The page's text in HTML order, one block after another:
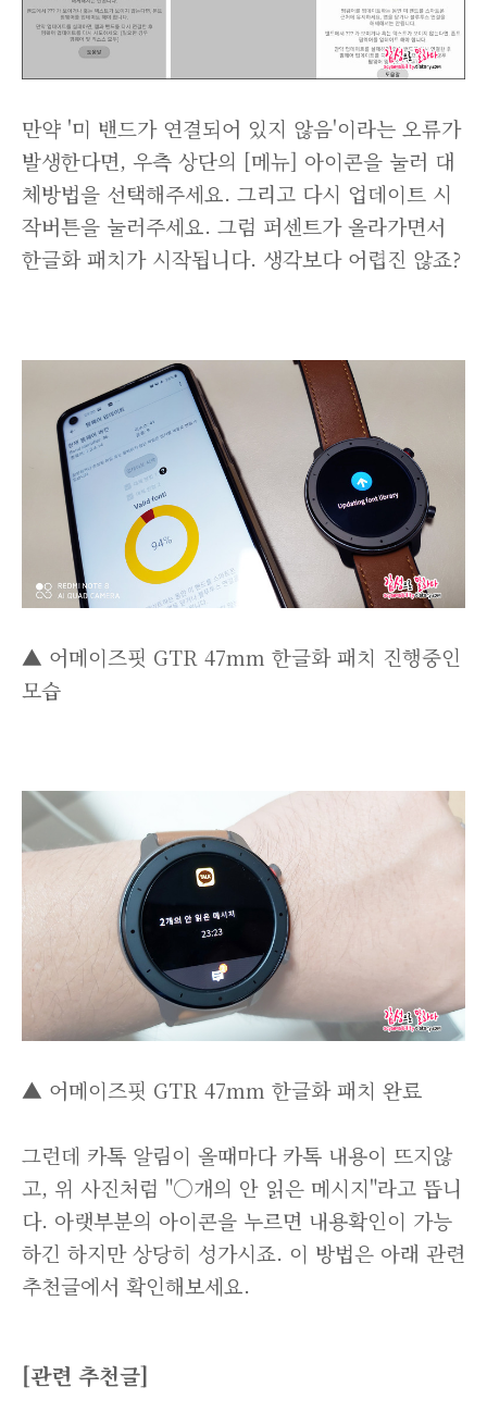
만약 '미 밴드가 연결되어 있지 않음'이라는 오류가
발생한다면, 우측 상단의 [메뉴] 아이콘을 눌러 대
체방법을 선택해주세요. 그리고 다시 업데이트 시
작버튼을 눌러주세요. 그럼 퍼센트가 올라가면서
한글화 패치가 시작됩니다. 생각보다 어렵진 않죠?
▲ 어메이즈핏 GTR 47mm 한글화 패치 진행중인
모습
▲ 어메이즈핏 GTR 47mm 한글화 패치 완료
그런데 카톡 알림이 올때마다 카톡 내용이 뜨지않
고, 위 사진처럼 "○개의 안 읽은 메시지"라고 뜹니
다. 아랫부분의 아이콘을 누르면 내용확인이 가능
하긴 하지만 상당히 성가시죠. 이 방법은 아래 관련
추천글에서 확인해보세요.
[관련 추천글]